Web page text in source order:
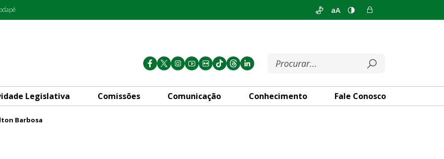
aA
Legislativa Comissões Comunicação Conhecimento Fale Conosco
Barbosa